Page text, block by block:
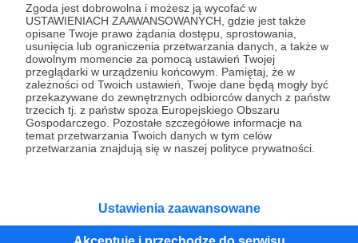
Zgoda jest dobrowolna i możesz ją wycofać w
USTAWIENIACH ZAAWANSOWANYCH, gdzie jest także
opisane Twoje prawo żądania dostępu, sprostowania,
usunięcia lub ograniczenia przetwarzania danych, a także w
dowolnym momencie za pomocą ustawień Twojej
przeglądarki w urządzeniu końcowym. Pamiętaj, że w
zależności od Twoich ustawień, Twoje dane będą mogły być
przekazywane do zewnętrznych odbiorców danych z państw
trzecich tj. z państw spoza Europejskiego Obszaru
Gospodarczego. Pozostałe szczegółowe informacje na
temat przetwarzania Twoich danych w tym celów
przetwarzania znajdują się w naszej polityce prywatności.
Ustawienia zaawansowane
Kategorie
O Patronite
Dodatkowe produkty
Pomoc
RegulaminPolityka prywatnościPatronite Commons